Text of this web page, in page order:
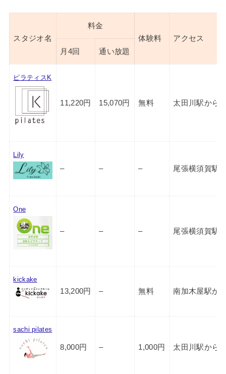
スタジオ名
料金
体験料
アクセス
月4回
通い放題
ピラティスK
11,220円 15,070円 無料 太田川駅から
Lily
– – – 尾張横須賀駅
One
– – – 尾張横須賀駅
kickake
13,200円 – 無料 南加木屋駅か
sachi pilates
8,000円 – 1,000円 太田川駅から